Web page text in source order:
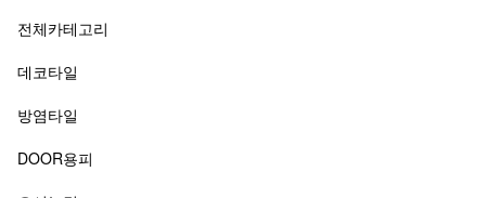
전체카테고리
데코타일
방염타일
DOOR용피